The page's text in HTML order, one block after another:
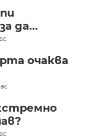
да...
очаква